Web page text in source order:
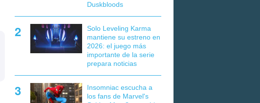
Duskbloods
Solo Leveling Karma
mantiene su estreno en
2026: el juego más
importante de la serie
prepara noticias
Insomniac escucha a
los fans de Marvel's